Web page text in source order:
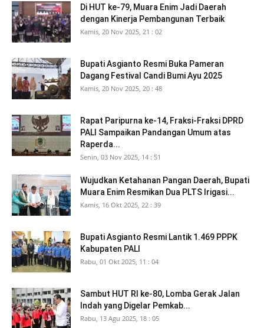
Di HUT ke-79, Muara Enim Jadi Daerah
dengan Kinerja Pembangunan Terbaik
Kamis, 20 Nov 2025, 21 : 02
Bupati Asgianto Resmi Buka Pameran
Dagang Festival Candi Bumi Ayu 2025
Kamis, 20 Nov 2025, 20 : 48
Rapat Paripurna ke-14, Fraksi-Fraksi DPRD
PALI Sampaikan Pandangan Umum atas
Raperda...
Senin, 03 Nov 2025, 14 : 51
Wujudkan Ketahanan Pangan Daerah, Bupati
Muara Enim Resmikan Dua PLTS Irigasi...
Kamis, 16 Okt 2025, 22 : 39
Bupati Asgianto Resmi Lantik 1.469 PPPK
Kabupaten PALI
Rabu, 01 Okt 2025, 11 : 04
Sambut HUT RI ke-80, Lomba Gerak Jalan
Indah yang Digelar Pemkab...
Rabu, 13 Agu 2025, 18 : 05